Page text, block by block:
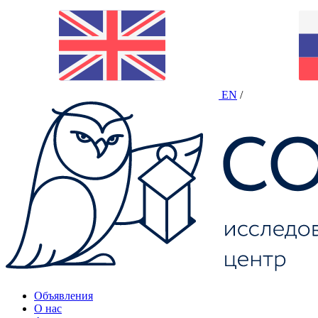
EN /
Объявления
О нас